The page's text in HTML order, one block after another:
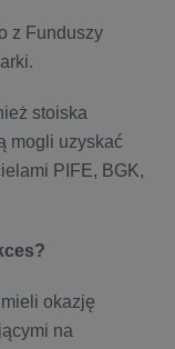
z Funduszy
stoiska
mogli uzyskać
PIFE, BGK,
okazję
na